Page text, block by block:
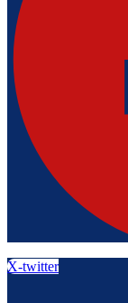
X-twitter